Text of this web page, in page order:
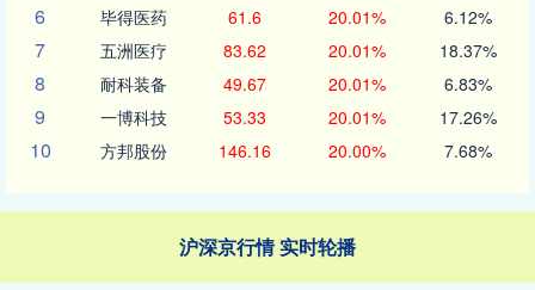
6 毕得医药 61.6 20.01% 6.12%
7 五洲医疗 83.62 20.01% 18.37%
8 耐科装备 49.67 20.01% 6.83%
9 一博科技 53.33 20.01% 17.26%
10 方邦股份 146.16 20.00% 7.68%
沪深京行情 实时轮播